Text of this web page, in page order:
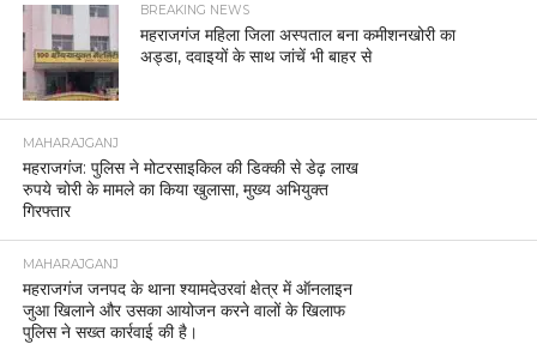
BREAKING NEWS
महराजगंज महिला जिला अस्पताल बना कमीशनखोरी का
अड्डा, दवाइयों के साथ जांचें भी बाहर से
MAHARAJGANJ
महराजगंज: पुलिस ने मोटरसाइकिल की डिक्की से डेढ़ लाख
रुपये चोरी के मामले का किया खुलासा, मुख्य अभियुक्त
गिरफ्तार
MAHARAJGANJ
महराजगंज जनपद के थाना श्यामदेउरवां क्षेत्र में ऑनलाइन
जुआ खिलाने और उसका आयोजन करने वालों के खिलाफ
पुलिस ने सख्त कार्रवाई की है।